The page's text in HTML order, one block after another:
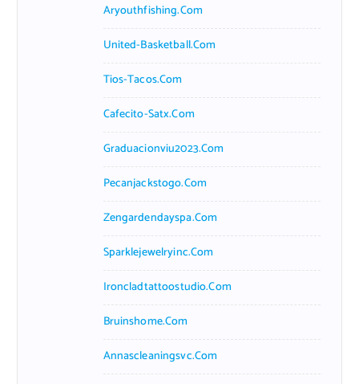
Aryouthfishing.com
United-Basketball.com
Tios-Tacos.com
Cafecito-Satx.com
Graduacionviu2023.com
Pecanjackstogo.com
Zengardendayspa.com
Sparklejewelryinc.com
Ironcladtattoostudio.com
Bruinshome.com
Annascleaningsvc.com